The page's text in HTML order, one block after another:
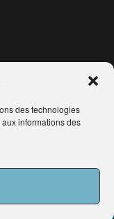
des technologies
informations des
ÉDITÉ PAR
ST HONORÉ